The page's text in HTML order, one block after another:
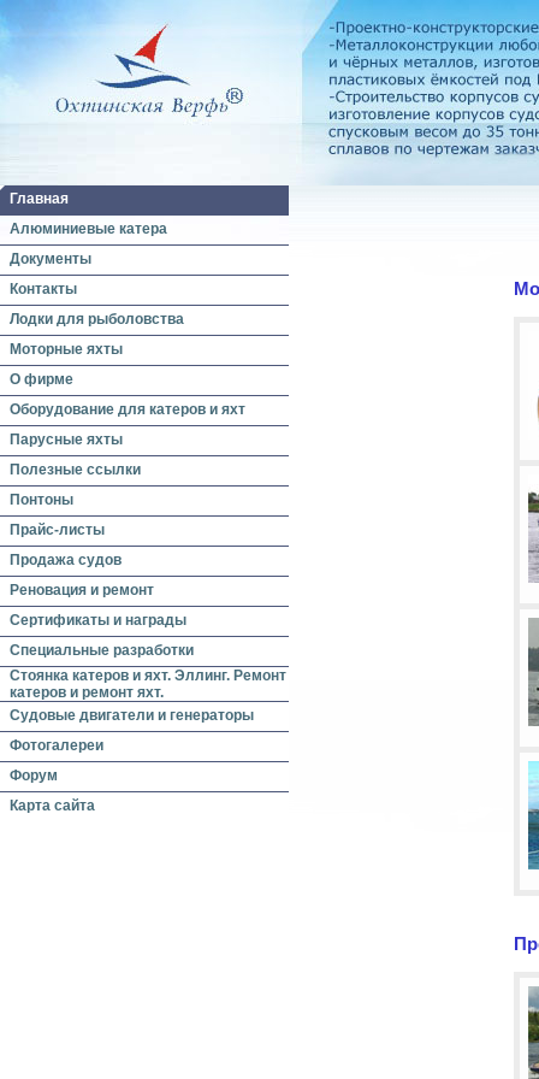
Главная
Алюминиевые катера
Документы
Контакты
Лодки для рыболовства
Моторные яхты
О фирме
Оборудование для катеров и яхт
Парусные яхты
Полезные ссылки
Понтоны
Прайс-листы
Продажа судов
Реновация и ремонт
Сертификаты и награды
Специальные разработки
Стоянка катеров и яхт. Эллинг. Ремонт
катеров и ремонт яхт.
Судовые двигатели и генераторы
Фотогалереи
Форум
Карта сайта